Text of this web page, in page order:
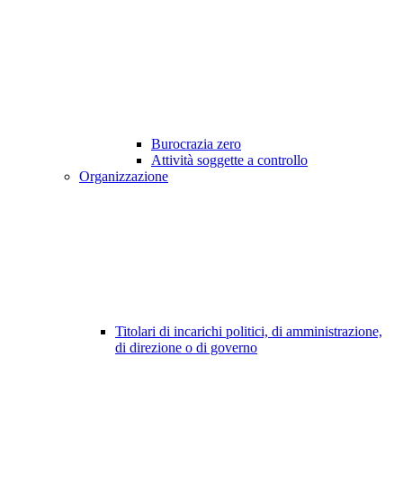
Burocrazia zero
Attività soggette a controllo
Organizzazione
Titolari di incarichi politici, di amministrazione,
di direzione o di governo